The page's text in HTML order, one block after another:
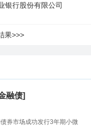
银行股份有限公司
果>>>
融债]
券市场成功发行3年期小微